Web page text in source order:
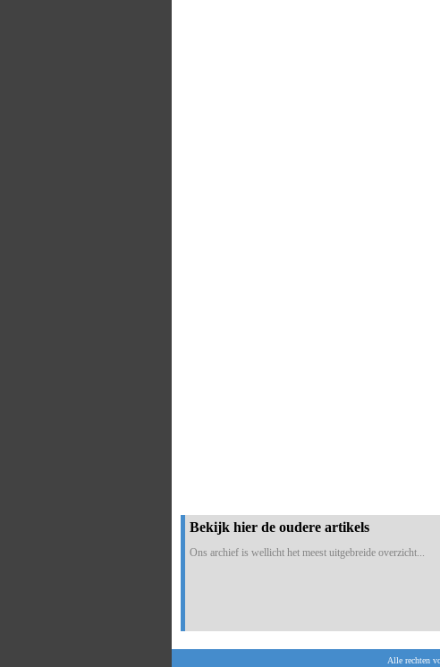
Bekijk hier de oudere artikels
Ons archief is wellicht het meest uitgebreide overzicht...
Alle rechten